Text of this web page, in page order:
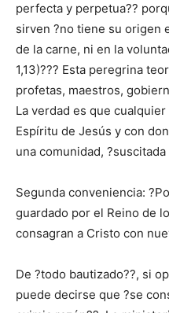
perfecta y perpetua??
sirven ?no tiene su origen
de la carne, ni en la
1,13)??? Esta peregrina
profetas, maestros,
La verdad es que
Espíritu de Jesús y con
una comunidad,
Segunda conveniencia:
guardado por el Reino de
consagran a Cristo con
De ?todo bautizado??, si
puede decirse que ?se